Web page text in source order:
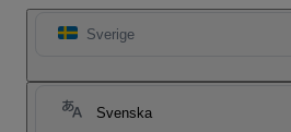
Sverige
Svenska